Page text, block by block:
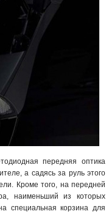
передняя оптика
а садясь за руль этого
Кроме того, на передней
наименьший из которых
специальная корзина для